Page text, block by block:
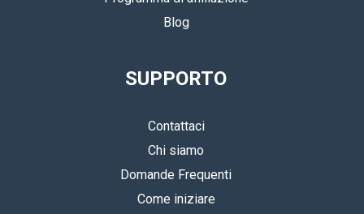
Blog
SUPPORTO
Contattaci
Chi siamo
Domande Frequenti
Come iniziare